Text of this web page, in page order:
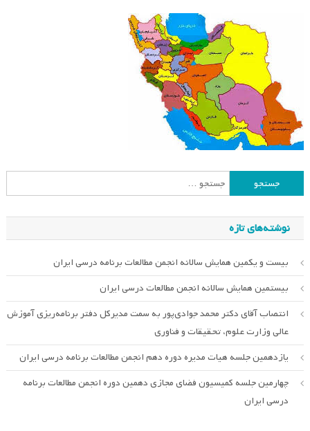
برای:
نوشته‌های تازه
بیست و یکمین همایش سالانه انجمن مطالعات برنامه درسی ایران
بیستمین همایش سالانه انجمن مطالعات درسی ایران
انتصاب آقای دکتر محمد جوادی‌پور به سمت مدیرکل دفتر برنامه‌ریزی آموزش
عالی وزارت علوم، تحقیقات و فناوری
یازدهمین جلسه هیات مدیره دوره دهم انجمن مطالعات برنامه درسی ایران
چهارمین جلسه کمیسیون فضای مجازی دهمین دوره انجمن مطالعات برنامه
درسی ایران